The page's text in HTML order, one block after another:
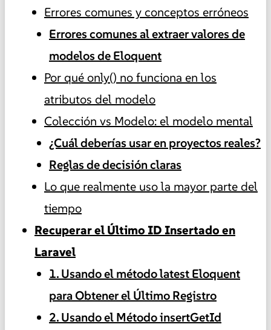
Errores comunes y conceptos erróneos
Errores comunes al extraer valores de
modelos de Eloquent
Por qué only() no funciona en los
atributos del modelo
Colección vs Modelo: el modelo mental
¿Cuál deberías usar en proyectos reales?
Reglas de decisión claras
Lo que realmente uso la mayor parte del
tiempo
Recuperar el Último ID Insertado en
Laravel
1. Usando el método latest Eloquent
para Obtener el Último Registro
2. Usando el Método insertGetId